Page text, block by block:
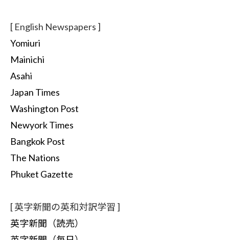
[ English Newspapers ]
Yomiuri
Mainichi
Asahi
Japan Times
Washington Post
Newyork Times
Bangkok Post
The Nations
Phuket Gazette
[ 英字新聞の英和対訳学習 ]
英字新聞（読売）